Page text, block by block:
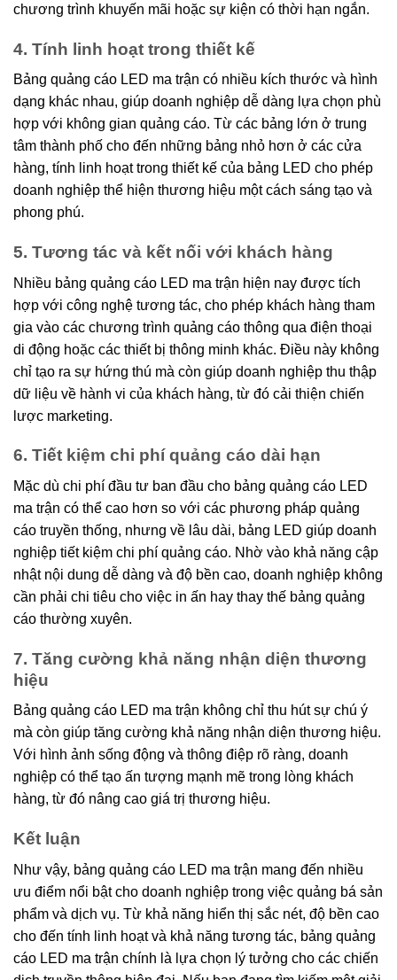
chương trình khuyến mãi hoặc sự kiện có thời hạn ngắn.
4. Tính linh hoạt trong thiết kế
Bảng quảng cáo LED ma trận có nhiều kích thước và hình
dạng khác nhau, giúp doanh nghiệp dễ dàng lựa chọn phù
hợp với không gian quảng cáo. Từ các bảng lớn ở trung
tâm thành phố cho đến những bảng nhỏ hơn ở các cửa
hàng, tính linh hoạt trong thiết kế của bảng LED cho phép
doanh nghiệp thể hiện thương hiệu một cách sáng tạo và
phong phú.
5. Tương tác và kết nối với khách hàng
Nhiều bảng quảng cáo LED ma trận hiện nay được tích
hợp với công nghệ tương tác, cho phép khách hàng tham
gia vào các chương trình quảng cáo thông qua điện thoại
di động hoặc các thiết bị thông minh khác. Điều này không
chỉ tạo ra sự hứng thú mà còn giúp doanh nghiệp thu thập
dữ liệu về hành vi của khách hàng, từ đó cải thiện chiến
lược marketing.
6. Tiết kiệm chi phí quảng cáo dài hạn
Mặc dù chi phí đầu tư ban đầu cho bảng quảng cáo LED
ma trận có thể cao hơn so với các phương pháp quảng
cáo truyền thống, nhưng về lâu dài, bảng LED giúp doanh
nghiệp tiết kiệm chi phí quảng cáo. Nhờ vào khả năng cập
nhật nội dung dễ dàng và độ bền cao, doanh nghiệp không
cần phải chi tiêu cho việc in ấn hay thay thế bảng quảng
cáo thường xuyên.
7. Tăng cường khả năng nhận diện thương
hiệu
Bảng quảng cáo LED ma trận không chỉ thu hút sự chú ý
mà còn giúp tăng cường khả năng nhận diện thương hiệu.
Với hình ảnh sống động và thông điệp rõ ràng, doanh
nghiệp có thể tạo ấn tượng mạnh mẽ trong lòng khách
hàng, từ đó nâng cao giá trị thương hiệu.
Kết luận
Như vậy, bảng quảng cáo LED ma trận mang đến nhiều
ưu điểm nổi bật cho doanh nghiệp trong việc quảng bá sản
phẩm và dịch vụ. Từ khả năng hiển thị sắc nét, độ bền cao
cho đến tính linh hoạt và khả năng tương tác, bảng quảng
cáo LED ma trận chính là lựa chọn lý tưởng cho các chiến